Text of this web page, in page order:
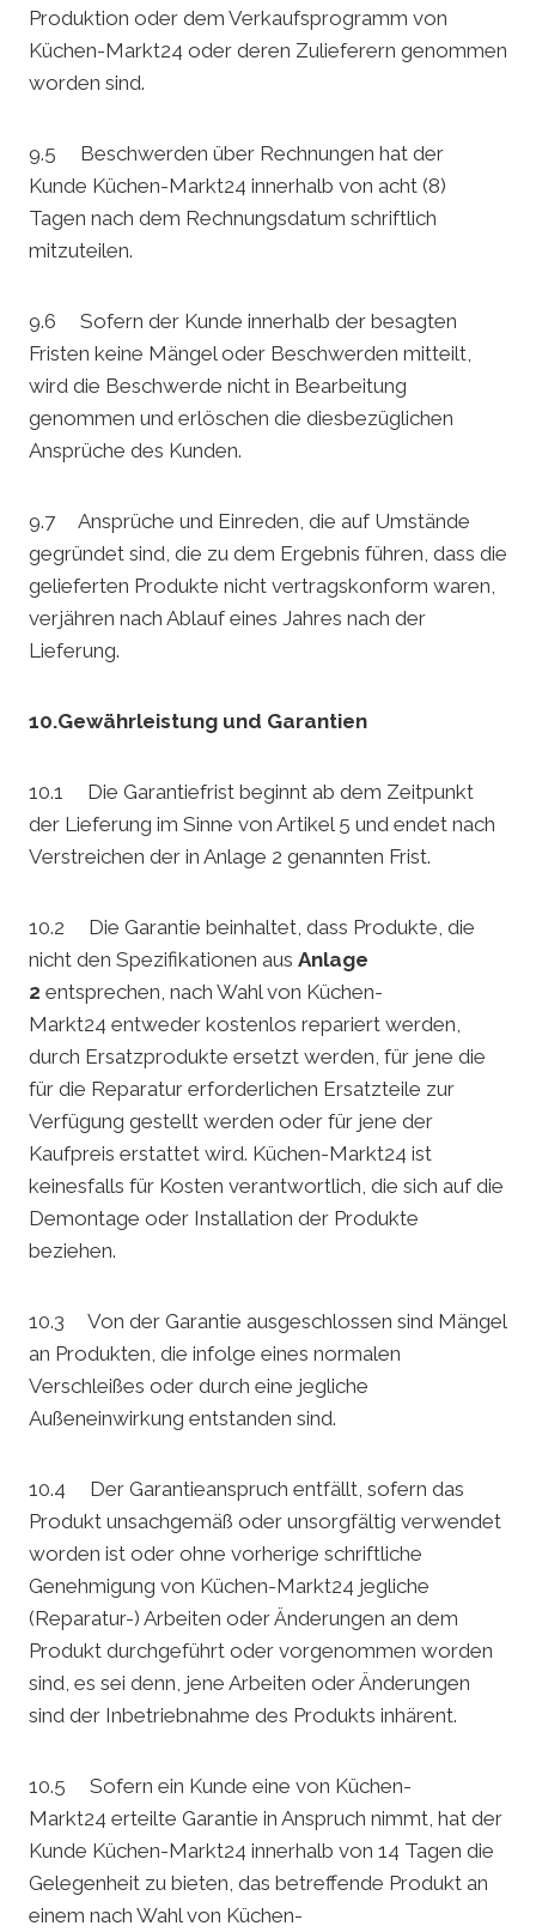
Produktion oder dem Verkaufsprogramm von
Küchen-Markt24 oder deren Zulieferern genommen
worden sind.
9.5 Beschwerden über Rechnungen hat der
Kunde Küchen-Markt24 innerhalb von acht (8)
Tagen nach dem Rechnungsdatum schriftlich
mitzuteilen.
9.6 Sofern der Kunde innerhalb der besagten
Fristen keine Mängel oder Beschwerden mitteilt,
wird die Beschwerde nicht in Bearbeitung
genommen und erlöschen die diesbezüglichen
Ansprüche des Kunden.
9.7 Ansprüche und Einreden, die auf Umstände
gegründet sind, die zu dem Ergebnis führen, dass die
gelieferten Produkte nicht vertragskonform waren,
verjähren nach Ablauf eines Jahres nach der
Lieferung.
10.Gewährleistung und Garantien
10.1 Die Garantiefrist beginnt ab dem Zeitpunkt
der Lieferung im Sinne von Artikel 5 und endet nach
Verstreichen der in Anlage 2 genannten Frist.
10.2 Die Garantie beinhaltet, dass Produkte, die
nicht den Spezifikationen aus Anlage
2 entsprechen, nach Wahl von Küchen-
Markt24 entweder kostenlos repariert werden,
durch Ersatzprodukte ersetzt werden, für jene die
für die Reparatur erforderlichen Ersatzteile zur
Verfügung gestellt werden oder für jene der
Kaufpreis erstattet wird. Küchen-Markt24 ist
keinesfalls für Kosten verantwortlich, die sich auf die
Demontage oder Installation der Produkte
beziehen.
10.3 Von der Garantie ausgeschlossen sind Mängel
an Produkten, die infolge eines normalen
Verschleißes oder durch eine jegliche
Außeneinwirkung entstanden sind.
10.4 Der Garantieanspruch entfällt, sofern das
Produkt unsachgemäß oder unsorgfältig verwendet
worden ist oder ohne vorherige schriftliche
Genehmigung von Küchen-Markt24 jegliche
(Reparatur-) Arbeiten oder Änderungen an dem
Produkt durchgeführt oder vorgenommen worden
sind, es sei denn, jene Arbeiten oder Änderungen
sind der Inbetriebnahme des Produkts inhärent.
10.5 Sofern ein Kunde eine von Küchen-
Markt24 erteilte Garantie in Anspruch nimmt, hat der
Kunde Küchen-Markt24 innerhalb von 14 Tagen die
Gelegenheit zu bieten, das betreffende Produkt an
einem nach Wahl von Küchen-